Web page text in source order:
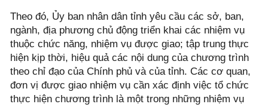
Theo đó, Ủy ban nhân dân tỉnh yêu cầu các sở, ban,
ngành, địa phương chủ động triển khai các nhiệm vụ
thuộc chức năng, nhiệm vụ được giao; tập trung thực
hiện kịp thời, hiệu quả các nội dung của chương trình
theo chỉ đạo của Chính phủ và của tỉnh. Các cơ quan,
đơn vị được giao nhiệm vụ cần xác định việc tổ chức
thực hiện chương trình là một trong những nhiệm vụ